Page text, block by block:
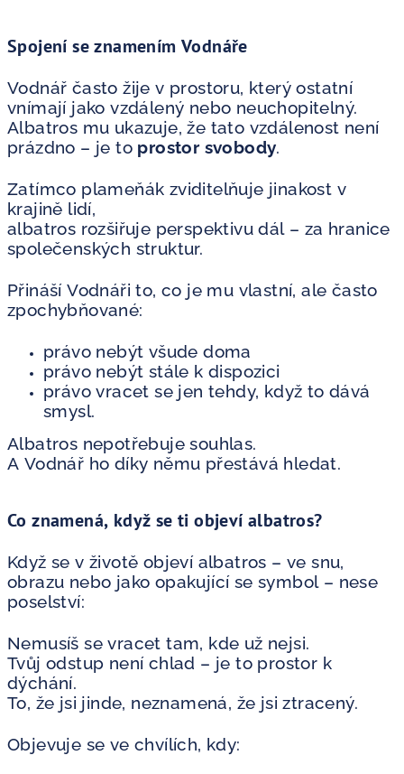
Spojení se znamením Vodnáře
Vodnář často žije v prostoru, který ostatní
vnímají jako vzdálený nebo neuchopitelný.
Albatros mu ukazuje, že tato vzdálenost není
prázdno – je to prostor svobody.
Zatímco plameňák zviditelňuje jinakost v
krajině lidí,
albatros rozšiřuje perspektivu dál – za hranice
společenských struktur.
Přináší Vodnáři to, co je mu vlastní, ale často
zpochybňované:
právo nebýt všude doma
právo nebýt stále k dispozici
právo vracet se jen tehdy, když to dává
smysl.
Albatros nepotřebuje souhlas.
A Vodnář ho díky němu přestává hledat.
Co znamená, když se ti objeví albatros?
Když se v životě objeví albatros – ve snu,
obrazu nebo jako opakující se symbol – nese
poselství:
Nemusíš se vracet tam, kde už nejsi.
Tvůj odstup není chlad – je to prostor k
dýchání.
To, že jsi jinde, neznamená, že jsi ztracený.
Objevuje se ve chvílích, kdy: